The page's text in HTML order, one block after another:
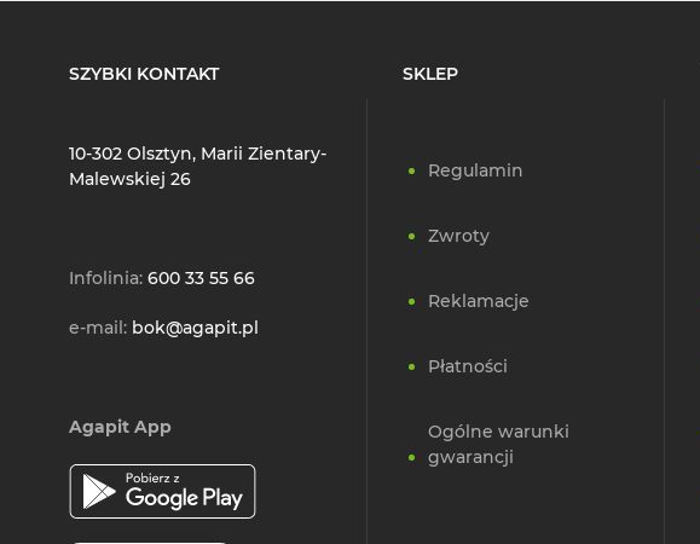
SZYBKI KONTAKT
10-302 Olsztyn, Marii Zientary-
Malewskiej 26
Infolinia: 600 33 55 66
e-mail: bok@agapit.pl
Agapit App
SKLEP
Regulamin
Zwroty
Reklamacje
Płatności
Ogólne warunki
gwarancji